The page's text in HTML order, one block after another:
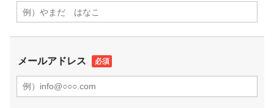
メールアドレス